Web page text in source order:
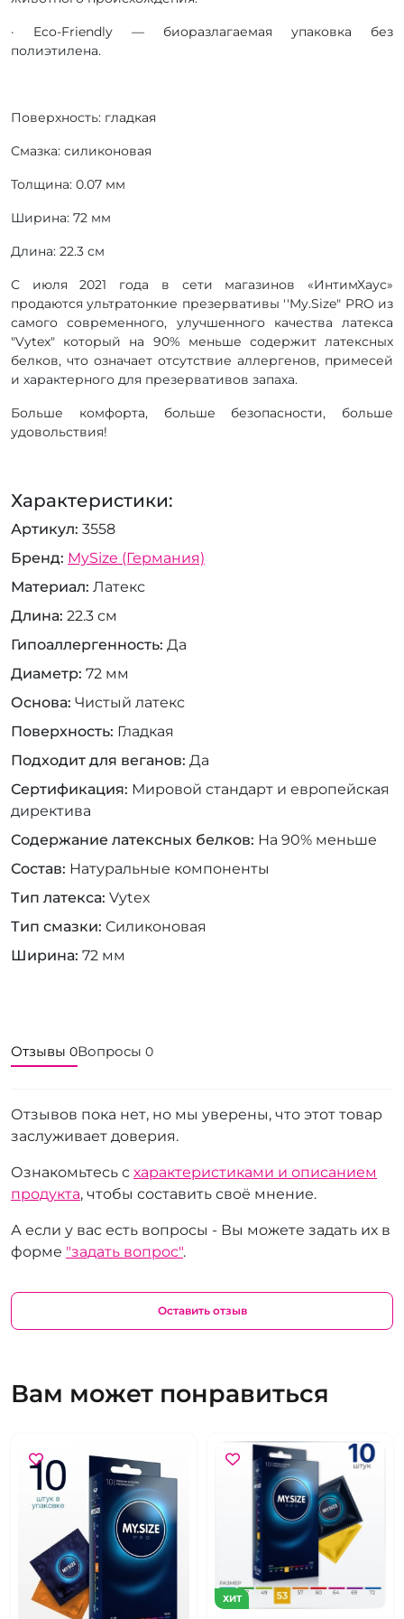
· Eco-Friendly — биоразлагаемая упаковка без
полиэтилена.
Поверхность: гладкая
Смазка: силиконовая
Толщина: 0.07 мм
Ширина: 72 мм
Длина: 22.3 см
С июля 2021 года в сети магазинов «ИнтимХаус»
продаются ультратонкие презервативы ''My.Size" PRO из
самого современного, улучшенного качества латекса
"Vytex" который на 90% меньше содержит латексных
белков, что означает отсутствие аллергенов, примесей
и характерного для презервативов запаха.
Больше комфорта, больше безопасности, больше
удовольствия!
Характеристики:
Артикул 3558
Бренд MySize (Германия)
Материал Латекс
Длина 22.3 см
Гипоаллергенность Да
Диаметр 72 мм
Основа Чистый латекс
Поверхность Гладкая
Подходит для веганов Да
Сертификация Мировой стандарт и европейская
директива
Содержание латексных белков На 90% меньше
Состав Натуральные компоненты
Тип латекса Vytex
Тип смазки Силиконовая
Ширина 72 мм
Отзывы 0Вопросы 0
Отзывов пока нет, но мы уверены, что этот товар
заслуживает доверия.
Ознакомьтесь с характеристиками и описанием
продукта, чтобы составить своё мнение.
А если у вас есть вопросы - Вы можете задать их в
форме "задать вопрос".
Оставить отзыв
Вам может понравиться
ХИТ